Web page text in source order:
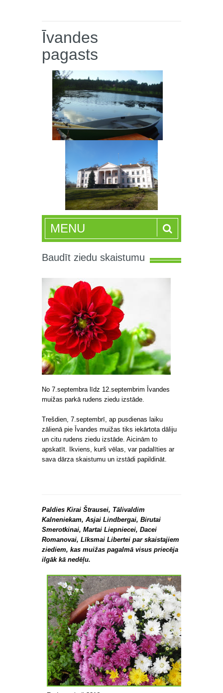
Īvandes
pagasts
MENU
Baudīt ziedu skaistumu
No 7.septembra līdz 12.septembrim Īvandes
muižas parkā rudens ziedu izstāde.
Trešdien, 7.septembrī, ap pusdienas laiku
zālienā pie Īvandes muižas tiks iekārtota dāliju
un citu rudens ziedu izstāde. Aicinām to
apskatīt. Ikviens, kurš vēlas, var padalīties ar
sava dārza skaistumu un izstādi papildināt.
Paldies Kirai Štrausei, Tālivaldim
Kalneniekam, Asjai Lindbergai, Birutai
Smerotkinai, Martai Liepniecei, Dacei
Romanovai, Līksmai Libertei par skaistajiem
ziediem, kas muižas pagalmā visus priecēja
ilgāk kā nedēļu.